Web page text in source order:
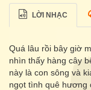
LỜI NHẠC
Quá lâu rồi bây giờ
nhìn thấy hàng cây
này là con sông và
ngọt tình quê hương